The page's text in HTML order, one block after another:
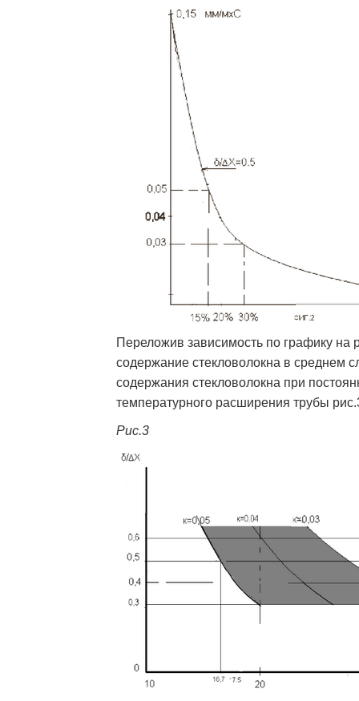
Переложив зависимость по графику на
содержание стекловолокна в
содержания стекловолокна при
температурного расширения трубы
Рис.3